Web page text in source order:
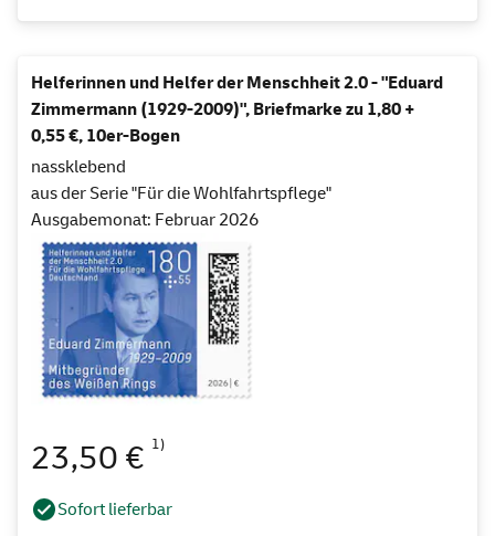
Helferinnen und Helfer der Menschheit 2.0 - "Eduard
Zimmermann (1929-2009)", Briefmarke zu 1,80 +
0,55 €, 10er-Bogen
nassklebend
aus der Serie "Für die Wohlfahrtspflege"
Ausgabemonat: Februar 2026
23,50 € 1)
Sofort lieferbar